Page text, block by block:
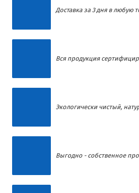
Доставка за 3 дня в любую
Вся продукция
Экологически чистый,
Выгодно - собственное